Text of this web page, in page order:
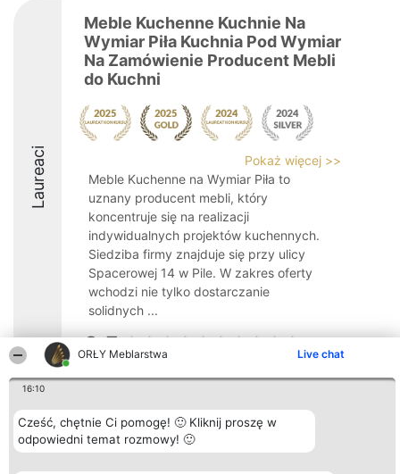
ORŁY Meblarstwa Live chat
16:10
Cześć, chętnie Ci pomogę! 🙂 Kliknij proszę w
odpowiedni temat rozmowy! 🙂
Laureaci
Meble Kuchenne Kuchnie Na
Wymiar Piła Kuchnia Pod Wymiar
Na Zamówienie Producent Mebli
do Kuchni
Pokaż więcej >>
Meble Kuchenne na Wymiar Piła to
uznany producent mebli, który
koncentruje się na realizacji
indywidualnych projektów kuchennych.
Siedziba firmy znajduje się przy ulicy
Spacerowej 14 w Pile. W zakres oferty
wchodzi nie tylko dostarczanie
solidnych ...
9.5
Organizator plebiscytu
Bright Side Solutions sp. z o.
o. sp. k.
ul. Ruska 22
Plebiscyt
Laureaci
Lista
wszystkich
Kontakt
Kontakt